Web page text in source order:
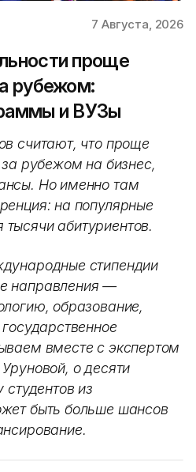
7 Августа, 2026
проще
рубежом:
и ВУЗы
считают, что проще
за рубежом на бизнес,
Но именно там
на популярные
абитуриентов.
стипендии
направления —
образование,
вместе с экспертом
о десяти
студентов из
быть больше шансов